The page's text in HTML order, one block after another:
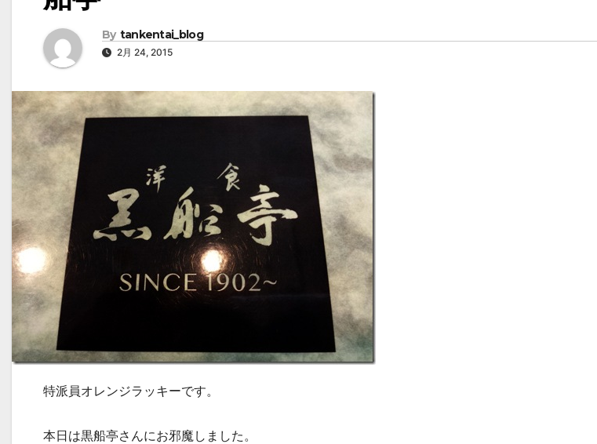
By tankentai_blog
2月 24, 2015
特派員オレンジラッキーです。
本日は黒船亭さんにお邪魔しました。